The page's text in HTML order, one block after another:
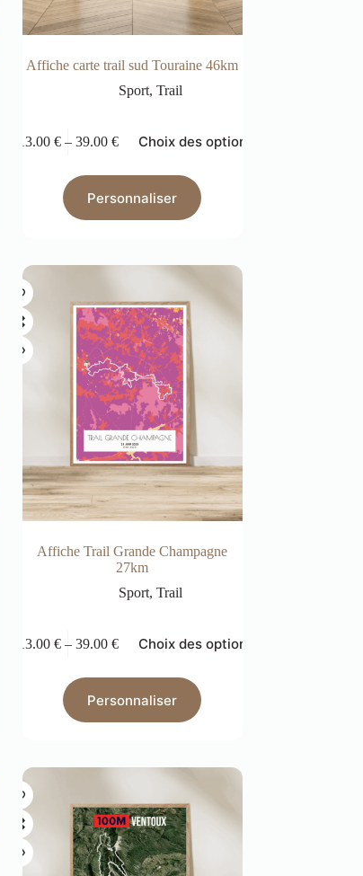
Affiche carte trail sud Touraine 46km
Sport, Trail
13.00 €– 39.00 € Choix des options
Personnaliser
Affiche Trail Grande Champagne
27km
Sport, Trail
13.00 €– 39.00 € Choix des options
Personnaliser